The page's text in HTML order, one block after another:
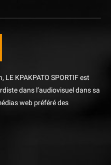
KPAKPATO SPORTIF est
dans l’audiovisuel dans sa
web préféré des